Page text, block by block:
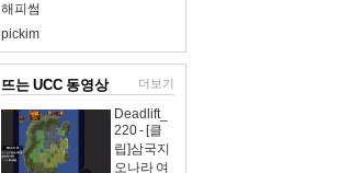
해피썸
pickim
뜨는 UCC 동영상 더보기
Deadlift_
220 - [클
립]삼국지
오나라 여